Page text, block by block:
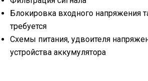
Блокировка входного напряжения
требуется
Схемы питания, удвоителя
устройства аккумулятора